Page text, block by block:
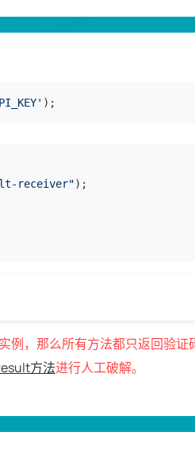
);
receiver");
实例，那么所有方法都只返回验证
方法进行人工破解。